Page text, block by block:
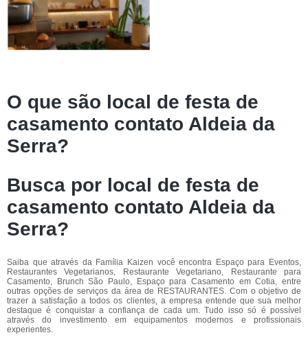
O que são local de festa de
casamento contato Aldeia da
Serra?
Busca por local de festa de
casamento contato Aldeia da
Serra?
Saiba que através da Família Kaizen você encontra Espaço para Eventos,
Restaurantes Vegetarianos, Restaurante Vegetariano, Restaurante para
Casamento, Brunch São Paulo, Espaço para Casamento em Cotia, entre
outras opções de serviços da área de RESTAURANTES. Com o objetivo de
trazer a satisfação a todos os clientes, a empresa entende que sua melhor
destaque é conquistar a confiança de cada um. Tudo isso só é possível
através do investimento em equipamentos modernos e profissionais
experientes.